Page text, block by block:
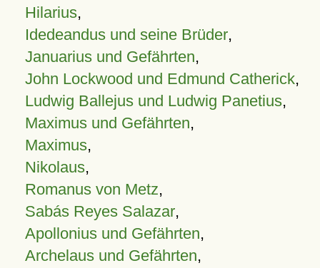
Hilarius,
Idedeandus und seine Brüder,
Januarius und Gefährten,
John Lockwood und Edmund Catherick,
Ludwig Ballejus und Ludwig Panetius,
Maximus und Gefährten,
Maximus,
Nikolaus,
Romanus von Metz,
Sabás Reyes Salazar,
Apollonius und Gefährten,
Archelaus und Gefährten,